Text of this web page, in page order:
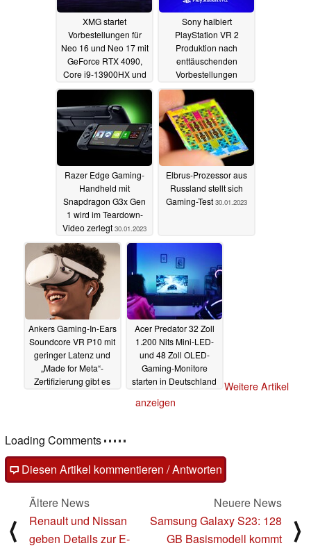
XMG startet
Vorbestellungen für
Neo 16 und Neo 17 mit
GeForce RTX 4090,
Core i9-13900HX und
Wasserkühlung
01.02.2023
Sony halbiert
PlayStation VR 2
Produktion nach
enttäuschenden
Vorbestellungen
31.01.2023
Razer Edge Gaming-
Handheld mit
Snapdragon G3x Gen
1 wird im Teardown-
Video zerlegt 30.01.2023
Elbrus-Prozessor aus
Russland stellt sich
Gaming-Test 30.01.2023
Ankers Gaming-In-Ears
Soundcore VR P10 mit
geringer Latenz und
„Made for Meta“-
Zertifizierung gibt es
Acer Predator 32 Zoll
1.200 Nits Mini-LED-
und 48 Zoll OLED-
Gaming-Monitore
starten in Deutschland
Weitere Artikel
anzeigen
Loading Comments
Diesen Artikel kommentieren / Antworten
⟨
Ältere News
Renault und Nissan
geben Details zur E-
Neuere News
Samsung Galaxy S23: 128
GB Basismodell kommt
⟩